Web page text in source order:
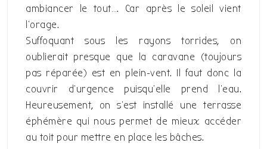
ambiancer le tout…. Car après le soleil vient
l’orage.
Suffoquant sous les rayons torrides, on
oublierait presque que la caravane (toujours
pas réparée) est en plein-vent. Il faut donc la
couvrir d’urgence puisqu’elle prend l’eau.
Heureusement, on s’est installé une terrasse
éphémère qui nous permet de mieux accéder
au toit pour mettre en place les bâches.